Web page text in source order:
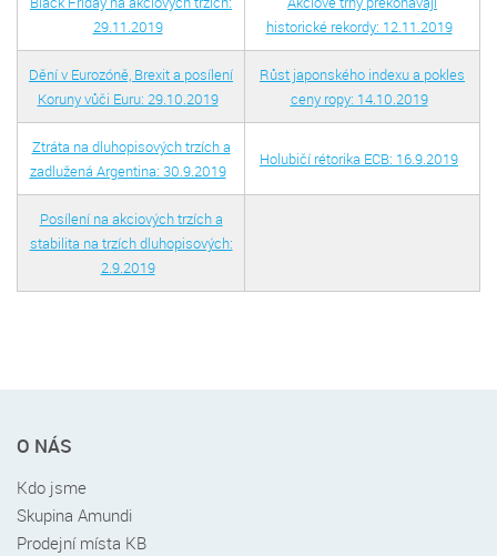
29.11.2019
historické rekordy: 12.11.2019
Dění v Eurozóně, Brexit a posílení
Koruny vůči Euru: 29.10.2019
Růst japonského indexu a pokles
ceny ropy: 14.10.2019
Ztráta na dluhopisových trzích a
zadlužená Argentina: 30.9.2019
Holubičí rétorika ECB: 16.9.2019
Posílení na akciových trzích a
stabilita na trzích dluhopisových:
2.9.2019
menu
patičce
O NÁS
Kdo jsme
Skupina Amundi
Prodejní místa KB